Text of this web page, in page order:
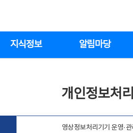
지식정보 알림마당
개인정보처
영상정보처리기기 운영·